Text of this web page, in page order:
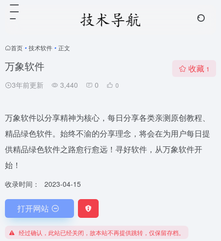
首页 • 技术软件 • 正文
万象软件
3年前更新 3,440 0 0
收藏 1
万象软件以分享精神为核心，每日分享各类亲测原创教程、
精品绿色软件。始终不渝的分享理念，将会在为用户每日提
供精品绿色软件之路愈行愈远！寻好软件，从万象软件开
始！
收录时间： 2023-04-15
打开网站
经过确认，此站已经关闭，故本站不再提供跳转，仅保留存档。